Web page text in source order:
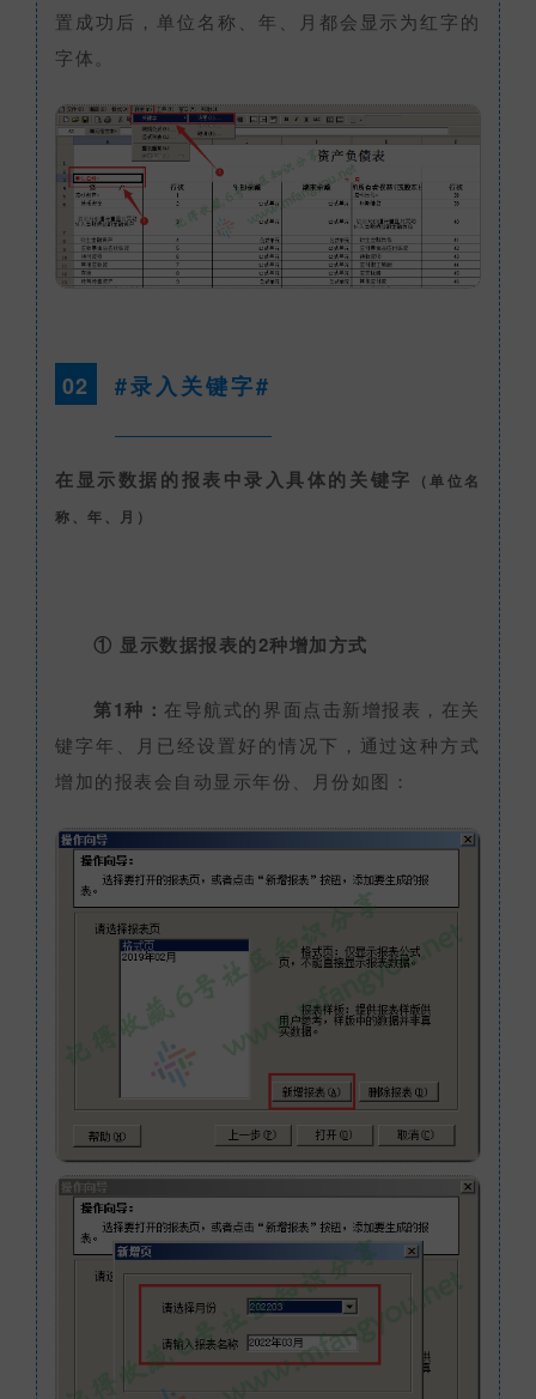
置成功后，单位名称、年、月都会显示为红字的
字体。
02 #录入关键字#
在显示数据的报表中录入具体的关键字
（单位名
称、年、月）
① 显示数据报表的2种增加方式
第1种： 在导航式的界面点击新增报表，在关
键字年、月已经设置好的情况下，通过这种方式
增加的报表会自动显示年份、月份如图：